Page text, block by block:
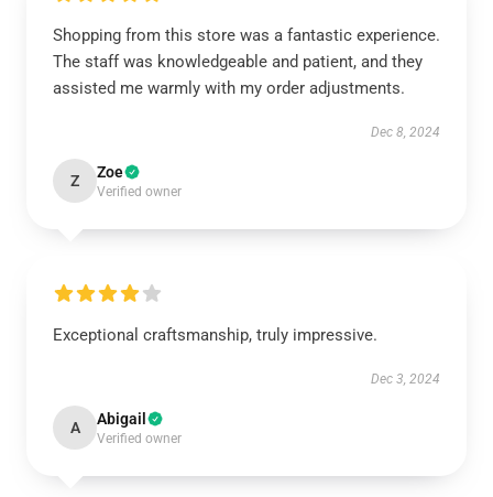
Shopping from this store was a fantastic experience.
The staff was knowledgeable and patient, and they
assisted me warmly with my order adjustments.
Dec 8, 2024
Z Zoe
Verified owner
Exceptional craftsmanship, truly impressive.
Dec 3, 2024
A Abigail
Verified owner